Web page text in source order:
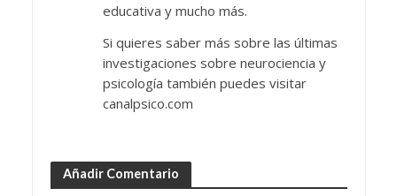
educativa y mucho más.
Si quieres saber más sobre las últimas
investigaciones sobre neurociencia y
psicología también puedes visitar
canalpsico.com
Añadir Comentario